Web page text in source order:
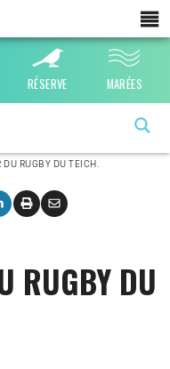
RÉSERVE MARÉES
DU RUGBY DU TEICH.
RUGBY DU